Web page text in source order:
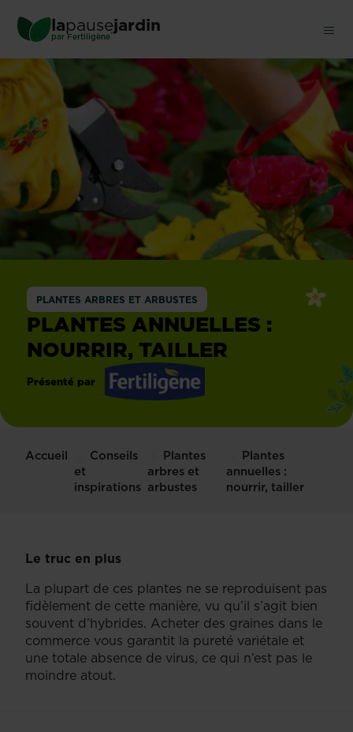
main
content
lapausejardin
par Fertiligène®
PLANTES ARBRES ET ARBUSTES
PLANTES ANNUELLES :
NOURRIR, TAILLER
Présenté par
Accueil
Conseils
et
inspirations
Plantes
arbres et
arbustes
Plantes
annuelles :
nourrir, tailler
Le truc en plus
La plupart de ces plantes ne se reproduisent pas
fidèlement de cette manière, vu qu’il s’agit bien
souvent d’hybrides. Acheter des graines dans le
commerce vous garantit la pureté variétale et
une totale absence de virus, ce qui n’est pas le
moindre atout.